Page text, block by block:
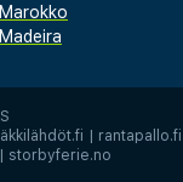
Marokko
Madeira
äkkilähdöt.fi | rantapallo.fi
| storbyferie.no